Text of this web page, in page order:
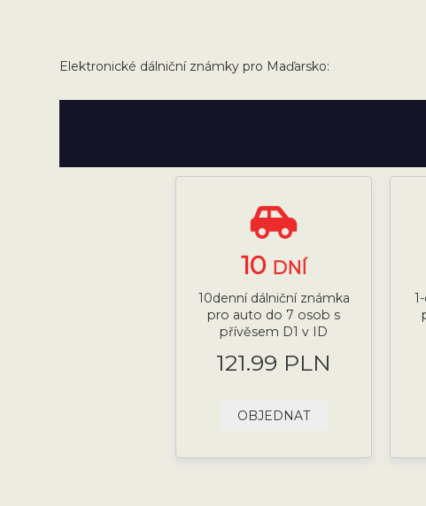
Elektronické dálniční známky pro Maďarsko:
10 DNÍ
10denní dálniční známka
pro auto do 7 osob s
přívěsem D1 v ID
121.99 PLN
OBJEDNAT